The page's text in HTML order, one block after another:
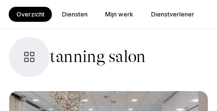
Overzicht Diensten Mijn werk Dienstverlener
tanning salon